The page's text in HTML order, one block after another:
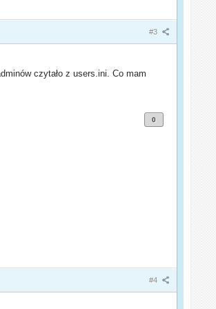
#3
czytało z users.ini. Co mam
0
#4